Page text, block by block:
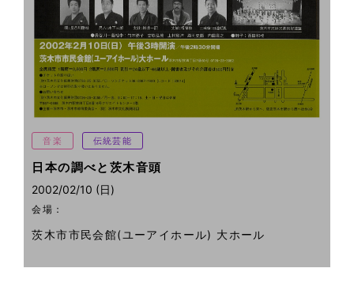
音楽 伝統芸能
日本の調べと茨木音頭
2002/02/10 (日)
会場：
茨木市市民会館(ユーアイホール) 大ホール